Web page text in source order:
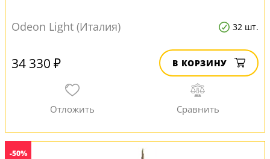
Odeon Light (Италия) 32 шт.
34 330 ₽ В КОРЗИНУ
-50%